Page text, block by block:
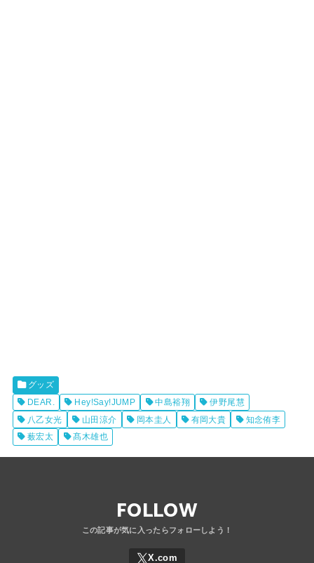
グッズ
DEAR.
Hey!Say!JUMP 中島裕翔
伊野尾慧
八乙女光
山田涼介 岡本圭人 有岡大貴
知念侑李
薮宏太
髙木雄也
FOLLOW